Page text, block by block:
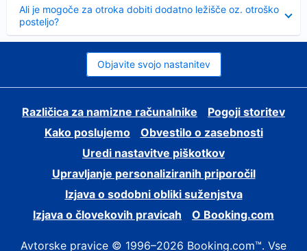
Ali je mogoče za otroka dobiti dodatno ležišče oz. otroško
posteljo?
Objavite svojo nastanitev
Različica za namizne računalnike
Pogoji storitev
Kako poslujemo
Obvestilo o zasebnosti
Uredi nastavitve piškotkov
Upravljanje personaliziranih priporočil
Izjava o sodobni obliki suženjstva
Izjava o človekovih pravicah
O Booking.com
Avtorske pravice © 1996–2026 Booking.com™. Vse